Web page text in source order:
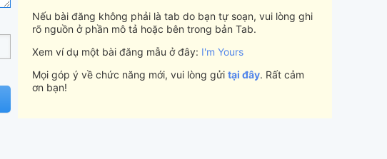
Nếu bài đăng không phải là tab do bạn tự soạn, vui lòng ghi
rõ nguồn ở phần mô tả hoặc bên trong bản Tab.
Xem ví dụ một bài đăng mẫu ở đây: I'm Yours
Mọi góp ý về chức năng mới, vui lòng gửi tại đây. Rất cảm
ơn bạn!